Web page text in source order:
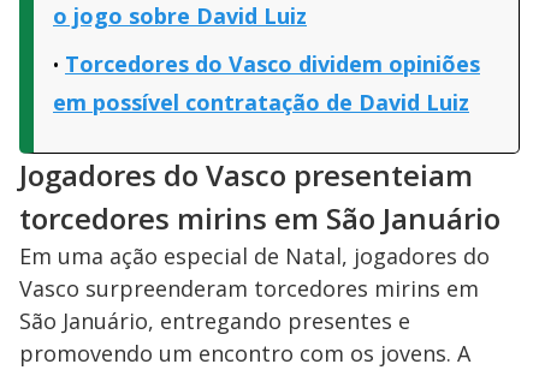
o jogo sobre David Luiz
Torcedores do Vasco dividem opiniões
em possível contratação de David Luiz
Jogadores do Vasco presenteiam
torcedores mirins em São Januário
Em uma ação especial de Natal, jogadores do
Vasco surpreenderam torcedores mirins em
São Januário, entregando presentes e
promovendo um encontro com os jovens. A